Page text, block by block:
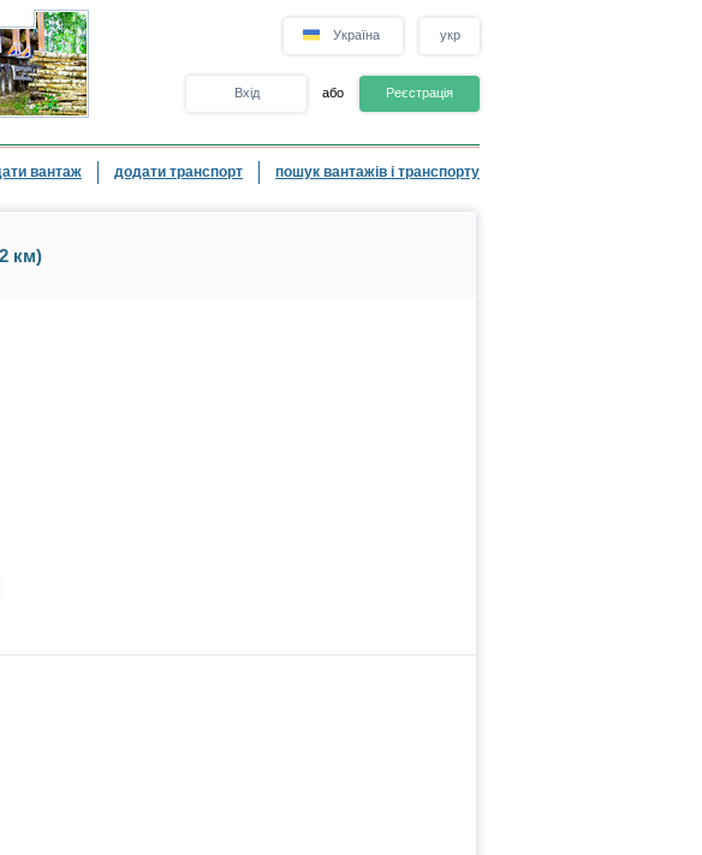
Україна укр
Вхід або Реєстрація
вантаж додати транспорт пошук вантажів і транспорту
км)